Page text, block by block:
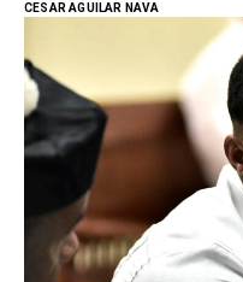
CESAR AGUILAR NAVA